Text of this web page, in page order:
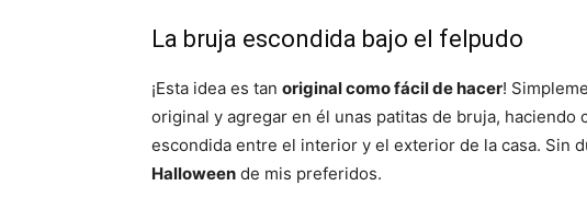
La bruja escondida bajo el felpudo
¡Esta idea es tan original como fácil de hacer!
original y agregar en él unas patitas de bruja, haciendo
escondida entre el interior y el exterior de la casa. Sin
Halloween de mis preferidos.